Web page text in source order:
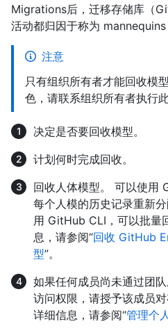
Migrations后，迁移存储库（
活动都归因于称为 mannequins
注意
只有组织所有者才能回收模
色，请联系组织所有者执行此
决定是否要回收模型。
计划何时完成回收。
回收人体模型。 可以使用
每个人模的历史记录重新
用 GitHub CLI，可以批量
息，请参阅“回收 GitHub
型”。
如果任何成员尚未通过团
访问权限，请授予该成员
详细信息，请参阅“管理个